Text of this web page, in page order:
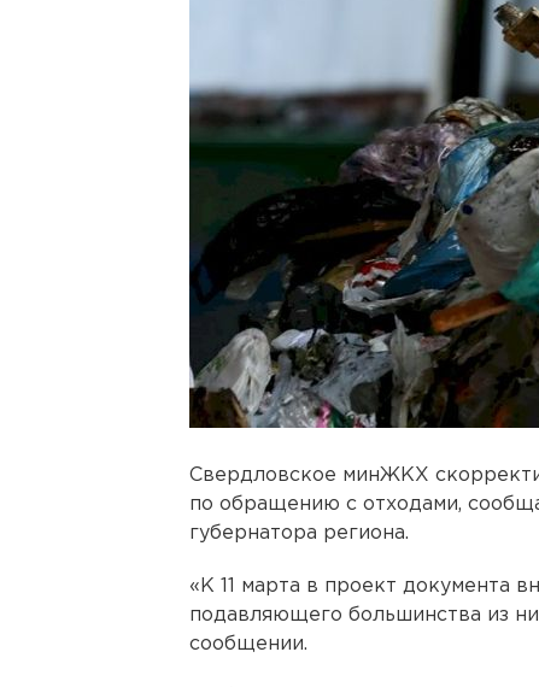
Свердловское минЖКХ
по обращению с отходами,
губернатора региона.
«К 11 марта в проект документа
подавляющего большинства из
сообщении.